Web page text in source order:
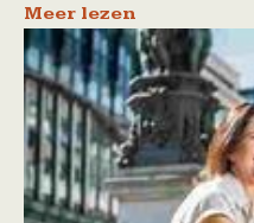
Meer lezen